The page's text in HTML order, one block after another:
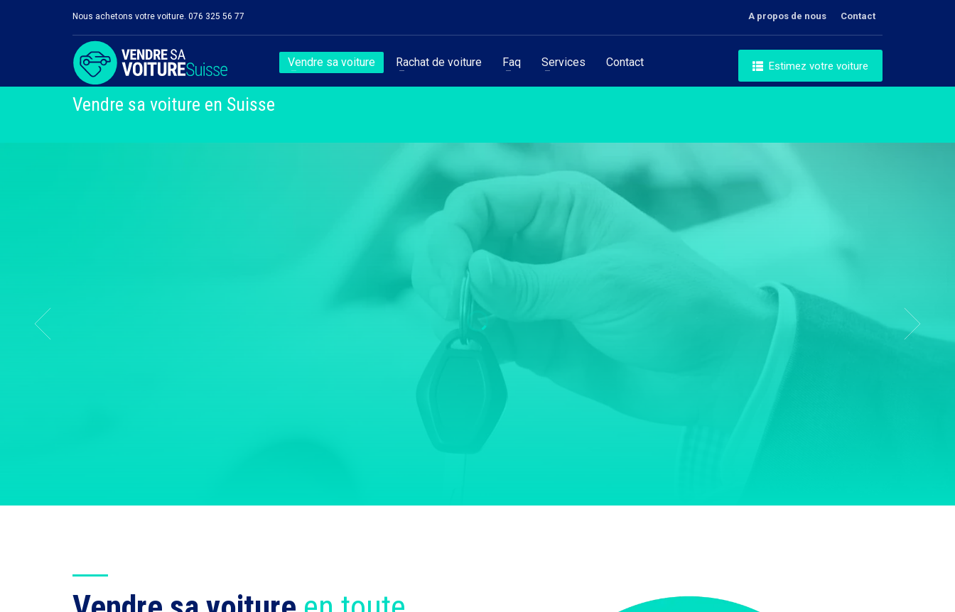
Nous achetons votre voiture. 076 325 56 77 A propos de nous Contact
Vendre sa voiture Rachat de voiture Faq Services Contact Estimez votre voiture
Vendre sa voiture en Suisse